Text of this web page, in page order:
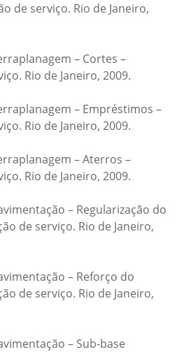
de serviço. Rio de Janeiro,
– Cortes –
Rio de Janeiro, 2009.
– Empréstimos –
Rio de Janeiro, 2009.
– Aterros –
Rio de Janeiro, 2009.
– Regularização do
de serviço. Rio de Janeiro,
– Reforço do
de serviço. Rio de Janeiro,
– Sub-base